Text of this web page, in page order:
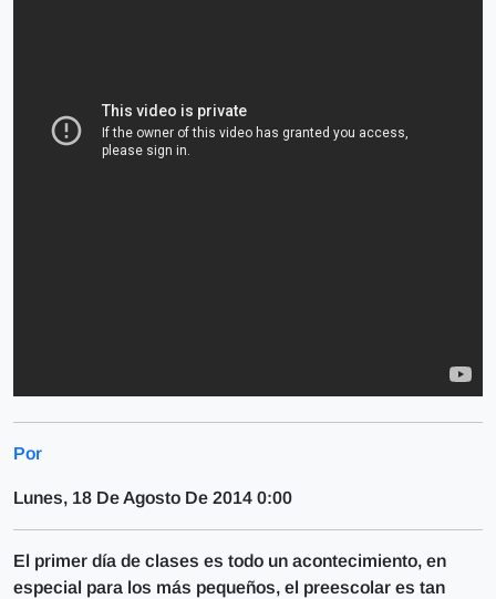
Por
Lunes, 18 De Agosto De 2014 0:00
El primer día de clases es todo un acontecimiento, en
especial para los más pequeños, el preescolar es tan